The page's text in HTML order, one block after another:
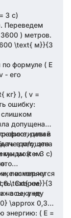
3 с)
Переведем
) метров.
\text{ м}}{3
по формуле ( E
- его
кг} ), ( v =
ошибку:
слишком
допущена
или в
в м/с, это
и мы можем
давай
допущена
(t = 3 с)
поскольку
Скорее
часы, а не
измеряется
\text{ км}}{3
в секунду
\approx 0,33
энергию: ( E =